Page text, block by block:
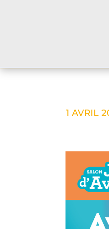
1 AVRIL